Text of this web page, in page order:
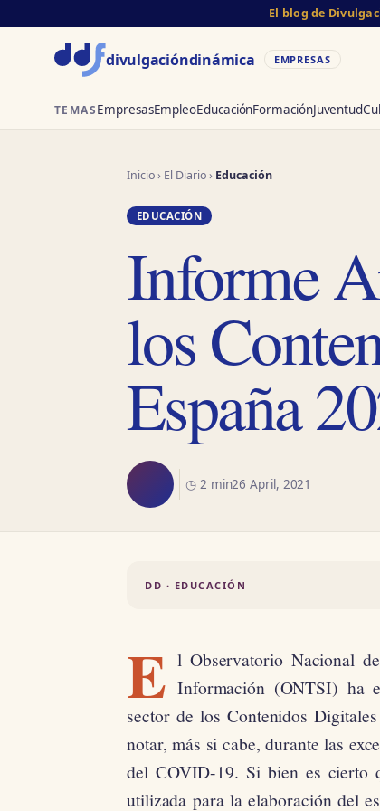
El blog de
divulgacióndinámica EMPRESAS
TEMASEmpresasEmpleoEducaciónFormaciónJuventud
Inicio› El Diario› Educación
EDUCACIÓN
Informe
los
España
◷ 2 min26 April, 2021
DD · EDUCACIÓN
E l Observatorio Nacional
Información (ONTSI) ha
sector de los Contenidos
notar, más si cabe, durante las
del COVID-19. Si bien es cierto
utilizada para la elaboración del